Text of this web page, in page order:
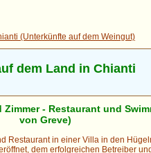
(Unterkünfte auf dem Weingut)
dem Land in Chianti
- Restaurant und
von Greve)
Restaurant in einer Villa in den
dem erfolgreichen Betreiber